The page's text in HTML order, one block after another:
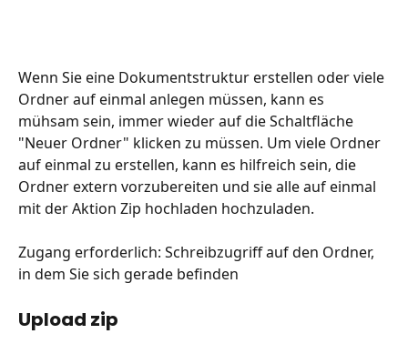
Wenn Sie eine Dokumentstruktur erstellen oder viele
Ordner auf einmal anlegen müssen, kann es
mühsam sein, immer wieder auf die Schaltfläche
"Neuer Ordner" klicken zu müssen. Um viele Ordner
auf einmal zu erstellen, kann es hilfreich sein, die
Ordner extern vorzubereiten und sie alle auf einmal
mit der Aktion Zip hochladen hochzuladen.
Zugang erforderlich: Schreibzugriff auf den Ordner,
in dem Sie sich gerade befinden
Upload zip